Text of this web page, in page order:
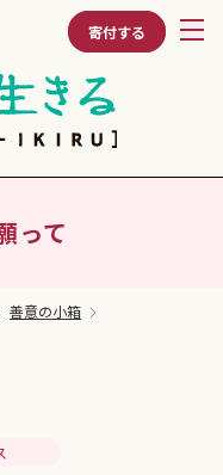
寄付する
って
善意の小箱